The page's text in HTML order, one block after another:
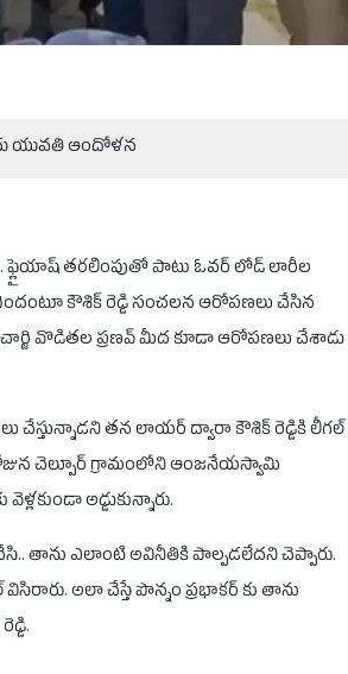
యువతి ఆందోళన
ఫ్లైయాష్ తరలింపుతో పాటు ఓవర్ లోడ్ లారీల
కౌశిక్ రెడ్డి సంచలన ఆరోపణలు చేసిన
వొడితల ప్రణవ్ మీద కూడా ఆరోపణలు చేశాడు
చేస్తున్నాడని తన లాయర్ ద్వారా కౌశిక్ రెడ్డికి లీగల్
చెల్పూర్ గ్రామంలోని ఆంజనేయస్వామి
అడ్డుకున్నారు.
తాను ఎలాంటి అవినీతికి పాల్పడలేదని చెప్పారు.
అలా చేస్తే పొన్నం ప్రభాకర్ కు తాను